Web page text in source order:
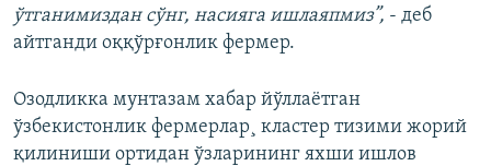
ўтганимиздан сўнг, насияга ишлаяпмиз”, - деб
айтганди оққўрғонлик фермер.
Озодликка мунтазам хабар йўллаëтган
ўзбекистонлик фермерлар¸ кластер тизими жорий
қилиниши ортидан ўзларининг яхши ишлов